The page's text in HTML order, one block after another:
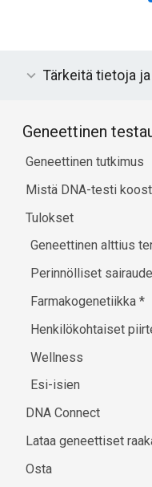
Tärkeitä tietoja
Geneettinen
Geneettinen tutkimus
Mistä DNA-testi
Tulokset
Geneettinen alttius
Perinnölliset
Farmakogenetiikka*
Henkilökohtaiset
Wellness
Esi-isien
DNA Connect
Lataa geneettiset
Osta